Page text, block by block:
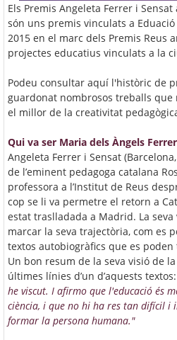
Els Premis Angeleta Ferrer i
són uns premis vinculats a
2015 en el marc dels Premis Reus
projectes educatius vinculats a la
Podeu consultar aquí l'històric de
guardonat nombrosos treballs que
el millor de la creativitat
Qui va ser Maria dels Àngels
Angeleta Ferrer i Sensat
de l’eminent pedagoga catalana
professora a l’Institut de Reus
cop se li va permetre el retorn a
estat traslladada a Madrid. La seva
marcar la seva trajectòria, com es
textos autobiogràfics que es
Un bon resum de la seva visió de
últimes línies d’un d’aquests textos:
he viscut. I afirmo que l'educació és
ciència, i que no hi ha res tan difícil i
formar la persona humana.